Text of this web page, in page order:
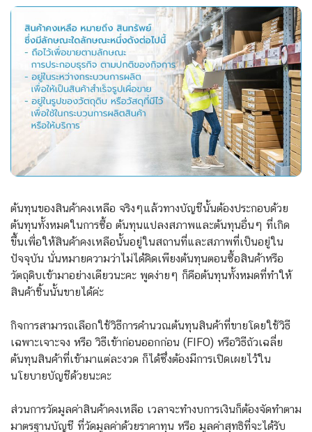
ต้นทุนของสินค้าคงเหลือ จริงๆแล้วทางบัญชีนั้นต้องประกอบด้วย
ต้นทุนทั้งหมดในการซื้อ ต้นทุนแปลงสภาพและต้นทุนอื่นๆ ที่เกิด
ขึ้นเพื่อให้สินค้าคงเหลือนั้นอยู่ในสถานที่และสภาพที่เป็นอยู่ใน
ปัจจุบัน นั่นหมายความว่าไม่ได้คิดเพียงต้นทุนตอนซื้อสินค้าหรือ
วัตถุดิบเข้ามาอย่างเดียวนะคะ พูดง่ายๆ ก็คือต้นทุนทั้งหมดที่ทำให้
สินค้าชิ้นนั้นขายได้ค่ะ
กิจการสามารถเลือกใช้วิธีการคำนวณต้นทุนสินค้าที่ขายโดยใช้วิธี
เฉพาะเจาะจง หรือ วิธีเข้าก่อนออกก่อน (FIFO) หรือวิธีถัวเฉลี่ย
ต้นทุนสินค้าที่เข้ามาแต่ละงวด ก็ได้ซึ่งต้องมีการเปิดเผยไว้ใน
นโยบายบัญชีด้วยนะคะ
ส่วนการวัดมูลค่าสินค้าคงเหลือ เวลาจะทำงบการเงินก็ต้องจัดทำตาม
มาตรฐานบัญชี ที่วัดมูลค่าด้วยราคาทุน หรือ มูลค่าสุทธิที่จะได้รับ